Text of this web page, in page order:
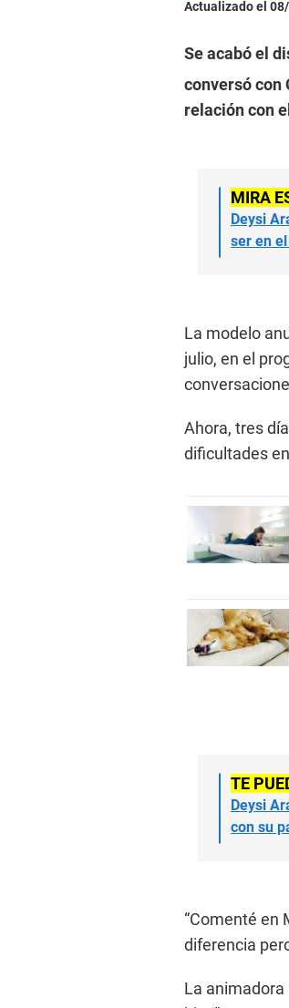
Actualizado el
Se acabó el
conversó con
relación con
MIRA
Deysi
ser en el
La modelo
julio, en el
Ahora, tres
dificultades
TE
Deysi
con su
“Comenté en
diferencia
La